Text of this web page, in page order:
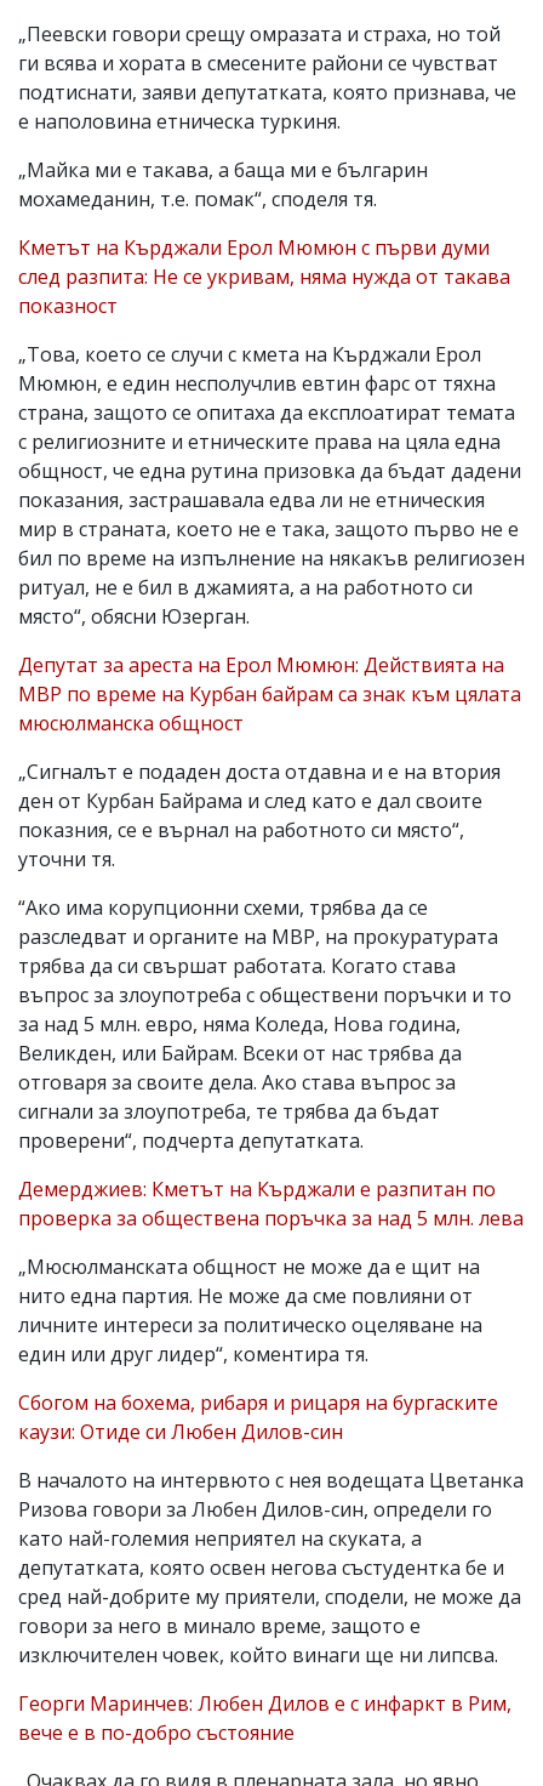
„Пеевски говори срещу омразата и страха, но той
ги всява и хората в смесените райони се чувстват
подтиснати, заяви депутатката, която признава, че
е наполовина етническа туркиня.
„Майка ми е такава, а баща ми е българин
мохамеданин, т.е. помак“, споделя тя.
Кметът на Кърджали Ерол Мюмюн с първи думи
след разпита: Не се укривам, няма нужда от такава
показност
„Това, което се случи с кмета на Кърджали Ерол
Мюмюн, е един несполучлив евтин фарс от тяхна
страна, защото се опитаха да експлоатират темата
с религиозните и етническите права на цяла една
общност, че една рутина призовка да бъдат дадени
показания, застрашавала едва ли не етническия
мир в страната, което не е така, защото първо не е
бил по време на изпълнение на някакъв религиозен
ритуал, не е бил в джамията, а на работното си
място“, обясни Юзерган.
Депутат за ареста на Ерол Мюмюн: Действията на
МВР по време на Курбан байрам са знак към цялата
мюсюлманска общност
„Сигналът е подаден доста отдавна и е на втория
ден от Курбан Байрама и след като е дал своите
показния, се е върнал на работното си място“,
уточни тя.
“Ако има корупционни схеми, трябва да се
разследват и органите на МВР, на прокуратурата
трябва да си свършат работата. Когато става
въпрос за злоупотреба с обществени поръчки и то
за над 5 млн. евро, няма Коледа, Нова година,
Великден, или Байрам. Всеки от нас трябва да
отговаря за своите дела. Ако става въпрос за
сигнали за злоупотреба, те трябва да бъдат
проверени“, подчерта депутатката.
Демерджиев: Кметът на Кърджали е разпитан по
проверка за обществена поръчка за над 5 млн. лева
„Мюсюлманската общност не може да е щит на
нито една партия. Не може да сме повлияни от
личните интереси за политическо оцеляване на
един или друг лидер“, коментира тя.
Сбогом на бохема, рибаря и рицаря на бургаските
каузи: Отиде си Любен Дилов-син
В началото на интервюто с нея водещата Цветанка
Ризова говори за Любен Дилов-син, определи го
като най-големия неприятел на скуката, а
депутатката, която освен негова състудентка бе и
сред най-добрите му приятели, сподели, не може да
говори за него в минало време, защото е
изключителен човек, който винаги ще ни липсва.
Георги Маринчев: Любен Дилов е с инфаркт в Рим,
вече е в по-добро състояние
„Очаквах да го видя в пленарната зала, но явно